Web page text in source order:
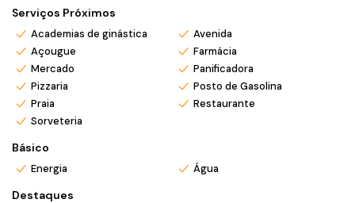
💡Documentação em dia e pronto para escriturar!
🌟 Invista em qualidade de vida e valorização garantida.
📲 Entre em contato agora e agende uma visita!
O litoral espera por você!
*Valor e disponibilidade sujeito a confirmação.
*Atendemos também em finais de semana e feriados com
pré agendamento.
*Ligue ou envie WhatsApp (47) 9 9705-6188. Siga nosso
Instagram @mar_negocios.imobiliarios
Serviços Próximos
Academias de ginástica
Avenida
Açougue
Farmácia
Mercado
Panificadora
Pizzaria
Posto de Gasolina
Praia
Restaurante
Sorveteria
Básico
Energia Água
Destaques